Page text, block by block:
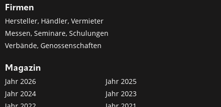
Firmen
Hersteller, Händler, Vermieter
Messen, Seminare, Schulungen
Verbände, Genossenschaften
Magazin
Jahr 2026
Jahr 2025
Jahr 2024
Jahr 2023